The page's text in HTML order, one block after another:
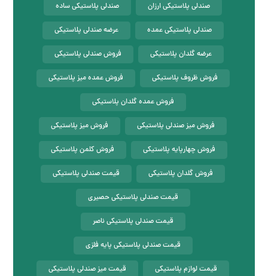
صندلی پلاستیکی ارزان صندلی پلاستیکی ساده
صندلی پلاستیکی عمده عرضه صندلی پلاستیکی
عرضه گلدان پلاستیکی فروش صندلی پلاستیکی
فروش ظروف پلاستیکی فروش عمده میز پلاستیکی
فروش عمده گلدان پلاستیکی
فروش میز صندلی پلاستیکی فروش میز پلاستیکی
فروش چهارپایه پلاستیکی فروش کلمن پلاستیکی
فروش گلدان پلاستیکی قیمت صندلی پلاستیکی
قیمت صندلی پلاستیکی حصیری
قیمت صندلی پلاستیکی ناصر
قیمت صندلی پلاستیکی پایه فلزی
قیمت لوازم پلاستیکی قیمت میز صندلی پلاستیکی